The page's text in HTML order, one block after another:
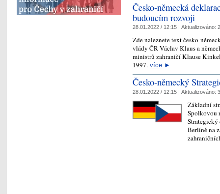
Česko-německá
budoucím rozvoji
28.01.2022 / 12:15 | Aktualizováno:
Zde naleznete text česko-
vlády ČR Václav Klaus a
ministrů zahraničí Klause
1997. více ►
Česko-německý
28.01.2022 / 12:15 | Aktualizováno:
Základní
Spolkovou
Strategický
Berlíně na